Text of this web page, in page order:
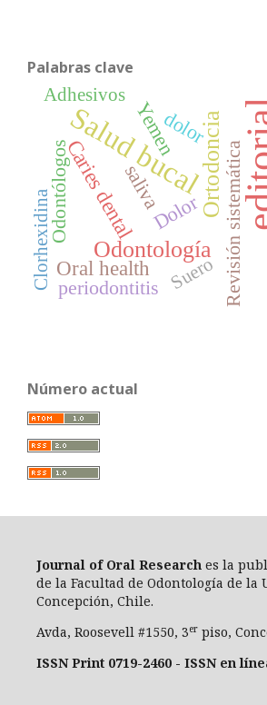
Palabras clave
Salud bucalOrtodoncia
Odontología
Caries dental
Oral health Revisión sistemática
periodontitis
saliva
Yemen
Dolor
dolor
Odontólogos
Adhesivos
Clorhexidina Suero
Número actual
Journal of Oral Research es la
de la Facultad de Odontología de la
Concepción, Chile.
Avda, Roosevell #1550, 3er piso,
ISSN Print 0719-2460 - ISSN en